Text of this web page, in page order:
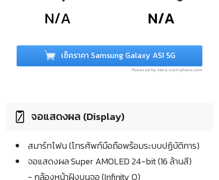
N/A N/A
เช็คราคา Samsung Galaxy A51 5G
Powered by store.siamphone.com
จอแสดงผล (Display)
สมาร์ทโฟน (โทรศัพท์มือถือพร้อมระบบปฏิบัติการ)
จอแสดงผล Super AMOLED 24-bit (16 ล้านสี)
- กล้องหน้าฝังบนจอ (Infinity O)